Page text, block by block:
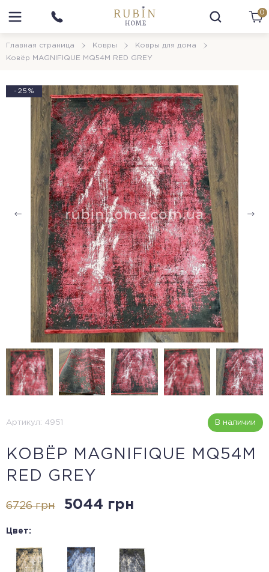
0
Главная страница Ковры
Ковры для дома
Ковёр MAGNIFIQUE MQ54M RED GREY
-25%
Артикул: 4951 В наличии
КОВЁР MAGNIFIQUE MQ54M
RED GREY
6726 грн 5044 грн
Цвет: